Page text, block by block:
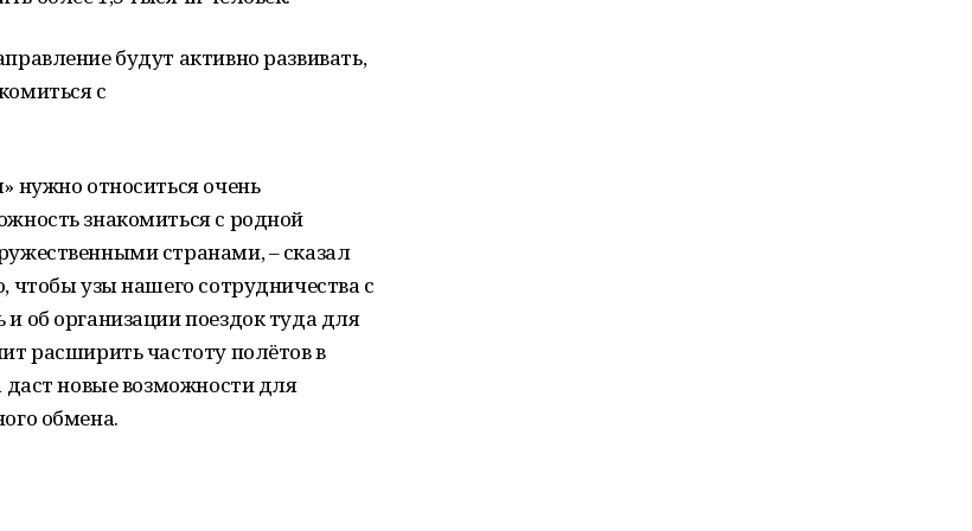
будут активно развивать,
с
нужно относиться очень
знакомиться с родной
странами, – сказал
узы нашего сотрудничества с
об организации поездок туда для
расширить частоту полётов в
новые возможности для
обмена.